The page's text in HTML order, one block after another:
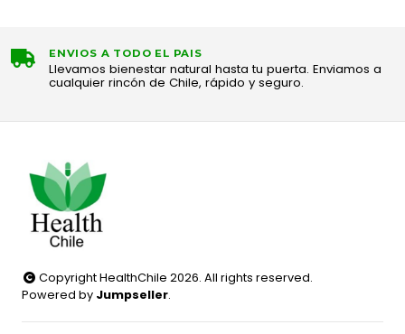
ENVIOS A TODO EL PAIS
Llevamos bienestar natural hasta tu puerta. Enviamos a
cualquier rincón de Chile, rápido y seguro.
Copyright HealthChile 2026. All rights reserved.
Powered by Jumpseller.